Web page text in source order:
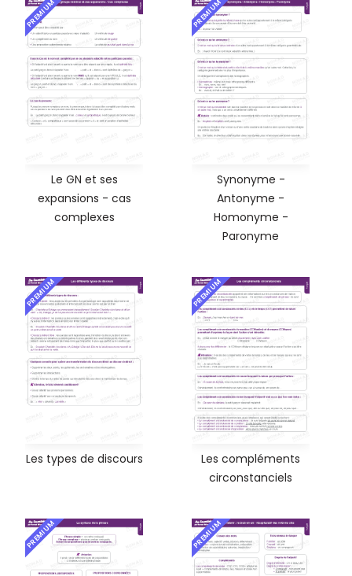
PREMIUM
Le GN et ses
expansions - cas
complexes
PREMIUM
Synonyme -
Antonyme -
Homonyme -
Paronyme
PREMIUM
Les types de discours
PREMIUM
Les compléments
circonstanciels
PREMIUM PREMIUM